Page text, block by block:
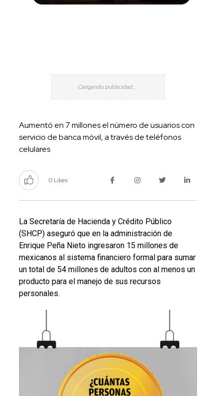
Aumentó en 7 millones el número de usuarios con
servicio de banca móvil, a través de teléfonos
celulares
0 Likes
La Secretaría de Hacienda y Crédito Público
(SHCP) aseguró que en la administración de
Enrique Peña Nieto ingresaron 15 millones de
mexicanos al sistema financiero formal para sumar
un total de 54 millones de adultos con al menos un
producto para el manejo de sus recursos
personales.